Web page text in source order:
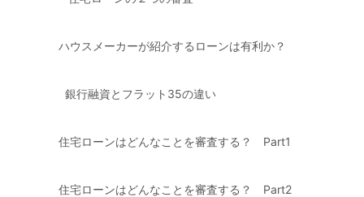
ハウスメーカーが紹介するローンは有利か？
銀行融資とフラット35の違い
住宅ローンはどんなことを審査する？ Part1
住宅ローンはどんなことを審査する？ Part2